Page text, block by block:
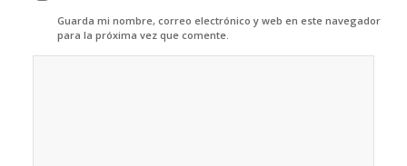
Guarda mi nombre, correo electrónico y web en este navegador
para la próxima vez que comente.